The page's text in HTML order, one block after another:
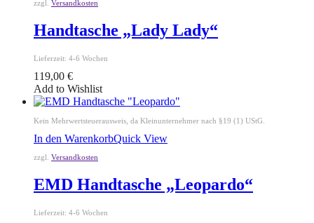
zzgl. Versandkosten
Handtasche „Lady Lady“
Lieferzeit: 4-6 Wochen
119,00 €
Add to Wishlist
Kein Mehrwertsteuerausweis, da Kleinunternehmer nach §19 (1) UStG.
In den WarenkorbQuick View
zzgl. Versandkosten
EMD Handtasche „Leopardo“
Lieferzeit: 4-6 Wochen